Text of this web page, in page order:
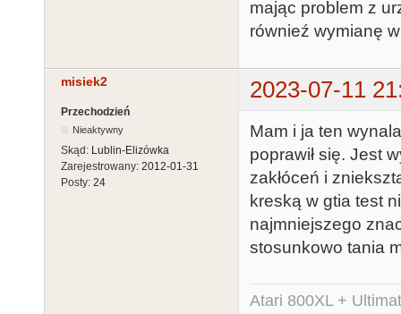
mając problem z
równieź wymianę
misiek2 2023-07-11
Przechodzień
Nieaktywny
Skąd: Lublin-Elizówka
Zarejestrowany: 2012-01-31
Posty: 24
Mam i ja ten
poprawił się. Jest
zakłóceń i
kreską w gtia test
najmniejszego
stosunkowo tania
Atari 800XL +